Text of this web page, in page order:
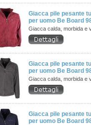
Giacca pile pesante
per uomo Be Board
Giacca calda, morbida e
Giacca pile pesante
per uomo Be Board
Giacca calda, morbida e
Giacca pile pesante
per uomo Be Board